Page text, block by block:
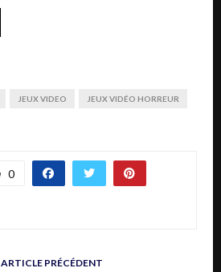
JEUX VIDEO JEUX VIDÉO HORREUR
0
ARTICLE PRÉCÉDENT